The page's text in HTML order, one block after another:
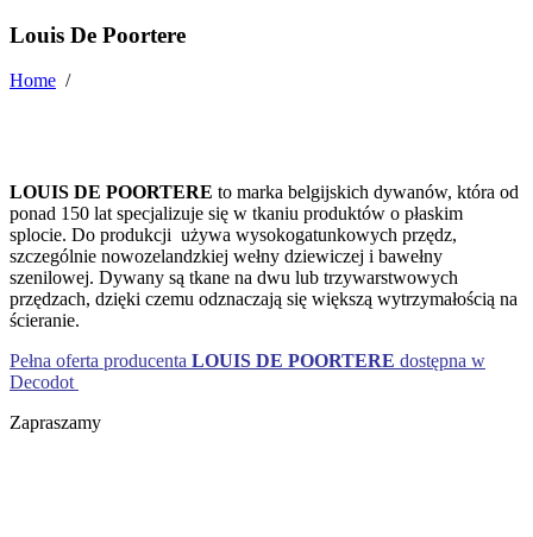
Louis De Poortere
Home /
LOUIS DE POORTERE to marka belgijskich dywanów, która od
ponad 150 lat specjalizuje się w tkaniu produktów o płaskim
splocie. Do produkcji używa wysokogatunkowych przędz,
szczególnie nowozelandzkiej wełny dziewiczej i bawełny
szenilowej. Dywany są tkane na dwu lub trzywarstwowych
przędzach, dzięki czemu odznaczają się większą wytrzymałością na
ścieranie.
Pełna oferta producenta LOUIS DE POORTERE dostępna w
Decodot
Zapraszamy